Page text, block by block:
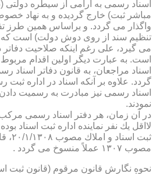
اسناد رسمی به آرامی از سیطره دولتی
مباشر ثبت) خارج گردیده و به نهاد
واگذار می گردد. و براساس همین طرز
تنظیم سند از روی دوش دولت) است كه
می گیرد، علی رغم اینكه صلاحیت
است. به عبارت دیگر اولین اقدام
گردد. علاوه بر آنكه اسناد در اداره
اسناد رسمی نیز مبادرت به رسمیت
نمودند.
در آن زمان، هر دفتر اسناد رسمی
لااقل یك نفر نماینده اداره ثبت اسناد
ثبت
مصوب ۱۳۰۷ عملاً منسوخ می گردد .